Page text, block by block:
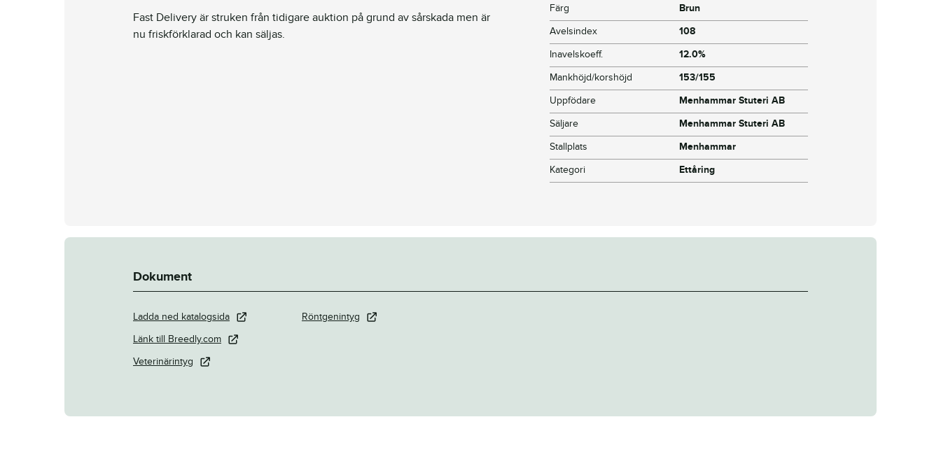
Fast Delivery är struken från tidigare auktion på grund av sårskada men är
nu friskförklarad och kan säljas.
Färg
Brun
Avelsindex
108
Inavelskoeff.
12.0%
Mankhöjd/korshöjd
153/155
Uppfödare
Menhammar Stuteri AB
Säljare
Menhammar Stuteri AB
Stallplats
Menhammar
Kategori
Ettåring
Dokument
Ladda ned katalogsida
Länk till Breedly.com
Veterinärintyg
Röntgenintyg